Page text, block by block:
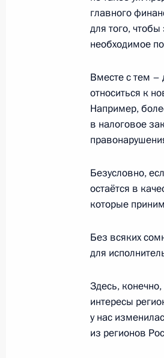
16 декабря
16 декабря 2016
9 декабря
Встреча с
9 декабря 2016
6 декабря
6 декабря 2016
главного
для того,
необходимое
Вместе с тем –
относиться к
Например,
в налоговое
Безусловно,
остаётся в
которые
Без всяких
для
Здесь,
интересы
у нас
из регионов